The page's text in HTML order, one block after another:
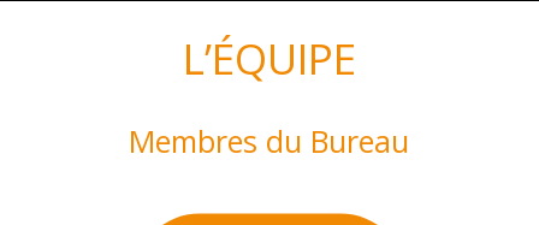
L’ÉQUIPE
Membres du Bureau